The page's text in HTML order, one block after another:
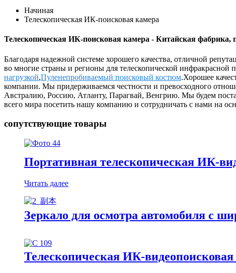
Начиная
Телескопическая ИК-поисковая камера
Телескопическая ИК-поисковая камера - Китайская фабрика,
Благодаря надежной системе хорошего качества, отличной
во многие страны и регионы для телескопической инфракрасной
нагрузкой,Пуленепробиваемый поисковый костюм.Хорошее
компании. Мы придерживаемся честности и превосходного
Австралию, Россию, Атланту, Парагвай, Венгрию. Мы будем
всего мира посетить нашу компанию и сотрудничать с нами на
сопутствующие товары
Портативная телескопическая ИК-
Читать далее
Зеркало для осмотра автомобиля с
Телескопическая ИК-